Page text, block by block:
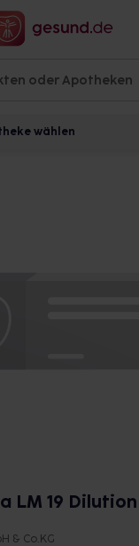
wählen
LM 19 Dilution
& Co.KG